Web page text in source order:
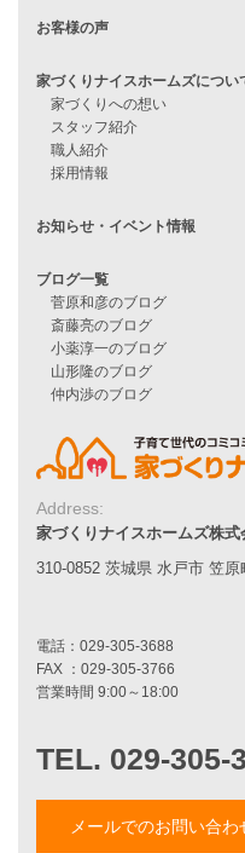
Line Up
WOOD BOX
ハピネスシリーズ
Smart2030
Sシリーズ
シンプルな平屋
家づくりナイスホームズの
耐震性能
家づくりの流れ
7つのポイント
アフターメンテナンス
平屋をお考えの方へ
二世帯住宅をお考えの方へ
家づくりナイスホームズにつ
家づくりへの想い
職人紹介
採用情報
お知らせ・イベント情報
Address:
家づくりナイスホームズ株式
310-0852 茨城県 水戸市 笠
メールでのお問い合わ